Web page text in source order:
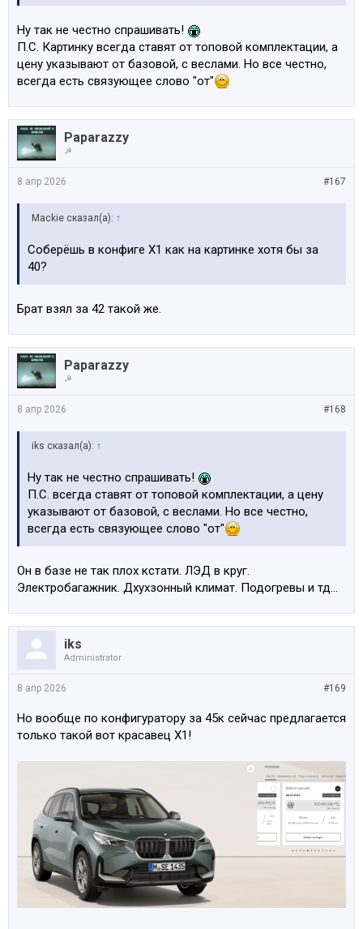
Ну так не честно спрашивать!
П.С. Картинку всегда ставят от топовой комплектации, а
цену указывают от базовой, с веслами. Но все честно,
всегда есть связующее слово "от"
Paparazzy
☭
#167
8 апр 2026
Mackie сказал(а): ↑
Соберёшь в конфиге Х1 как на картинке хотя бы за
40?
Брат взял за 42 такой же.
Paparazzy
☭
#168
8 апр 2026
iks сказал(а): ↑
Ну так не честно спрашивать!
П.С. всегда ставят от топовой комплектации, а цену
указывают от базовой, с веслами. Но все честно,
всегда есть связующее слово "от"
Он в базе не так плох кстати. ЛЭД в круг.
Электробагажник. Дхухзонный климат. Подогревы и тд…
iks
Administrator
#169
8 апр 2026
Но вообще по конфигуратору за 45к сейчас предлагается
только такой вот красавец Х1!